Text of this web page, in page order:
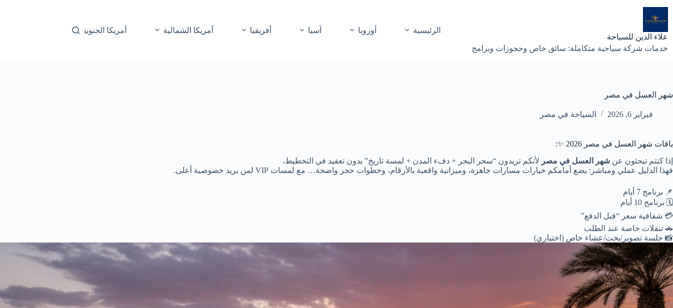
المحتوى
علاء الدين للسياحة
خدمات شركة سياحية متكاملة: سائق خاص وحجوزات وبرامج
الرئيسية أوروبا آسيا أفريقيا أمريكا الشمالية أمريكا الجنوبية
شهر العسل في مصر
فبراير 6, 2026 السياحة في مصر
باقات شهر العسل في مصر 2026 ✨:
إذا كنتم تبحثون عن شهر العسل في مصر لأنكم تريدون “سحر البحر + دفء المدن + لمسة تاريخ” بدون تعقيد في التخطيط،
فهذا الدليل عملي ومباشر: يضع أمامكم خيارات مسارات جاهزة، وميزانية واقعية بالأرقام، وخطوات حجز واضحة… مع لمسات VIP لمن يريد خصوصية أعلى.
📌 برنامج 7 أيام
🗓️ برنامج 10 أيام
💳 شفافية سعر “قبل الدفع”
🚗 تنقلات خاصة عند الطلب
📸 جلسة تصوير/يخت/عشاء خاص (اختياري)